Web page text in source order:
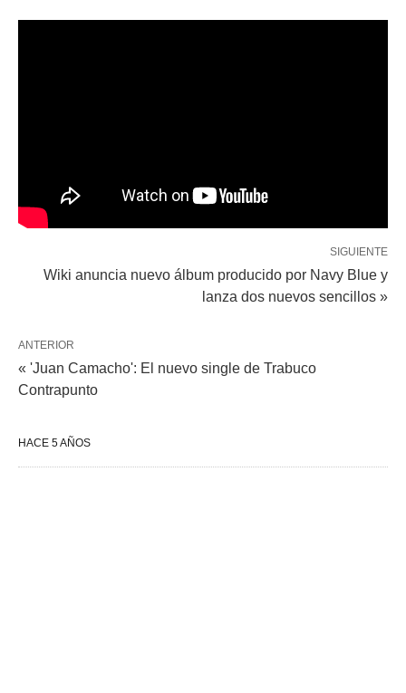
SIGUIENTE
Wiki anuncia nuevo álbum producido por Navy Blue y
lanza dos nuevos sencillos »
ANTERIOR
« 'Juan Camacho': El nuevo single de Trabuco
Contrapunto
HACE 5 AÑOS